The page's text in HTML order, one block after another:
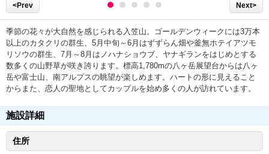
<Prev Next>
季節の花々が大自然を感じられる入笠山。ゴールデンウィークには3万本
以上のカタクリの群生、5月中旬～6月はずずらん畑や釜無ホテイアツモ
リソウの群生、7月～8月はノハナショウブ、ヤナギランをはじめとする
数多くの山野草が咲き誇ります。標高1,780mの八ヶ岳展望台からは八ヶ
岳や富士山、南アルプスの眺望が楽しめます。ハートの形に見えること
からまた、恋人の聖地としてカップルを始め多くの人が訪れています。
施設詳細
住所